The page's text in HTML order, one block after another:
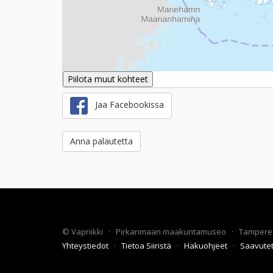
Piilota muut kohteet
Jaa Facebookissa
Anna palautetta
© Vapriikki · Pirkanmaan maakuntamuseo ·
Yhteystiedot · Tietoa Siiristä · Hakuohjeet ·